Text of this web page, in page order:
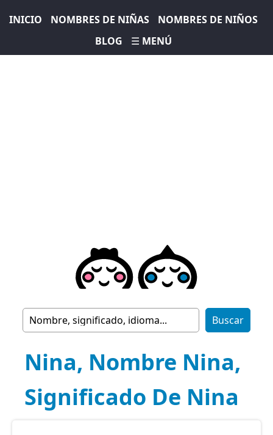
INICIO NOMBRES DE NIÑAS
NOMBRES DE NIÑOS
BLOG
☰ MENÚ
Nina, Nombre Nina,
Significado De Nina